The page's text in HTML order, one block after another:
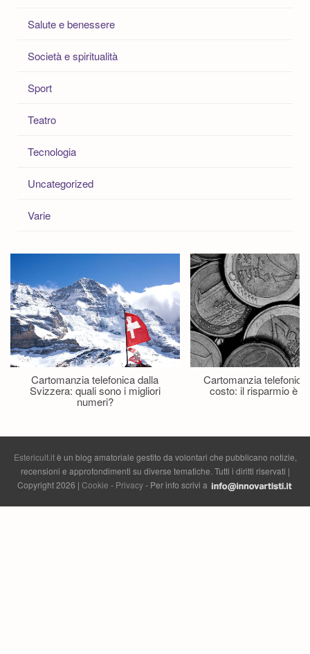
Salute e benessere
Società e spiritualità
Sport
Teatro
Tecnologia
Uncategorized
Varie
Cartomanzia telefonica dalla
Svizzera: quali sono i migliori
numeri?
Cartomanzia
costo: il risparmio è
Estericult.itè un blog amatoriale gestito da volontari che pubblicano notizie,
recensioni e approfondimenti su diverse tematiche. Tutti i diritti riservati |
Copyright 2026 | Cookie - Privacy- Per info scrivi a